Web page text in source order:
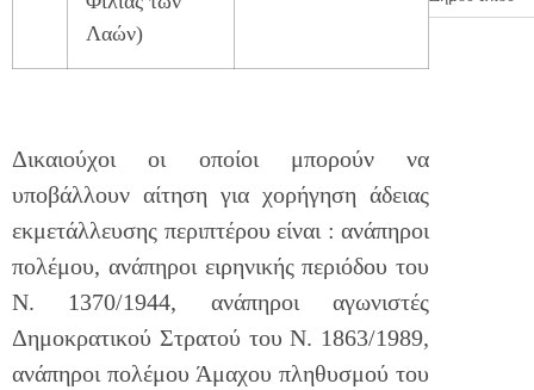
Λαών)
Δικαιούχοι οι οποίοι μπορούν να
υποβάλλουν αίτηση για χορήγηση άδειας
εκμετάλλευσης περιπτέρου είναι : ανάπηροι
πολέμου, ανάπηροι ειρηνικής περιόδου του
Ν. 1370/1944, ανάπηροι αγωνιστές
Δημοκρατικού Στρατού του Ν. 1863/1989,
ανάπηροι πολέμου Άμαχου πληθυσμού του